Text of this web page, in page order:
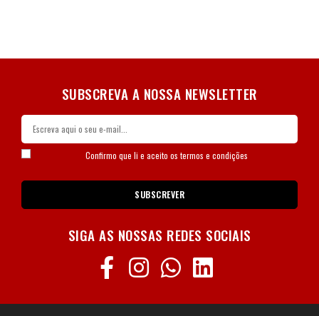
SUBSCREVA A NOSSA NEWSLETTER
Confirmo que li e aceito os termos e condições
SUBSCREVER
SIGA AS NOSSAS REDES SOCIAIS